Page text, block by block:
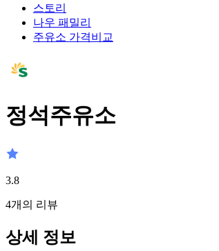
스토리
나우 패밀리
주유소 가격비교
정석주유소
3.8
4개의 리뷰
상세 정보